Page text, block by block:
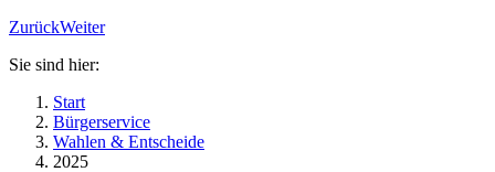
ZurückWeiter
Sie sind hier:
Start
Bürgerservice
Wahlen & Entscheide
2025